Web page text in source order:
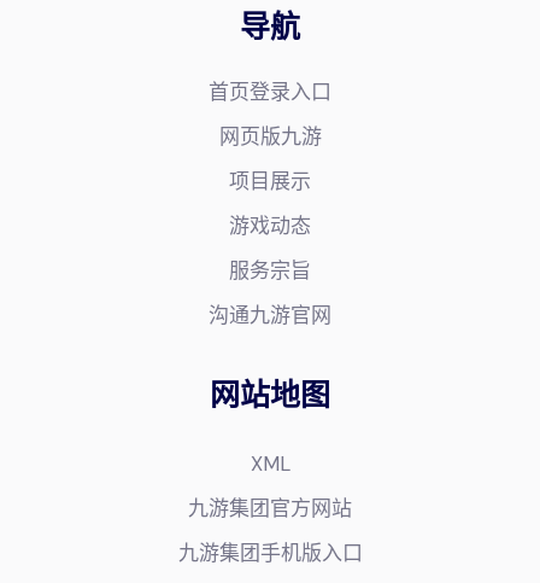
导航
首页登录入口
网页版九游
项目展示
游戏动态
服务宗旨
沟通九游官网
网站地图
XML
九游集团官方网站
九游集团手机版入口